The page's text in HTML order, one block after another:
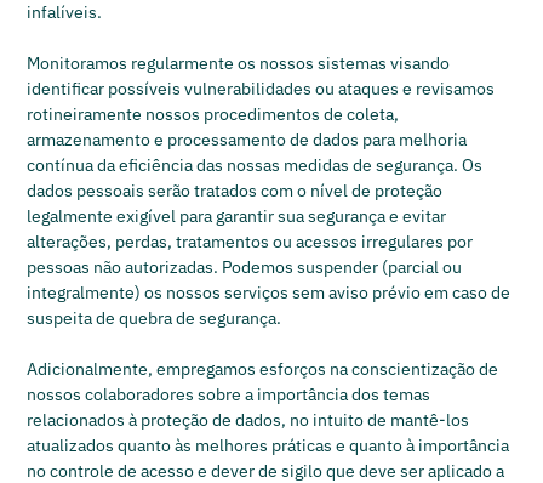
infalíveis.
Monitoramos regularmente os nossos sistemas visando
identificar possíveis vulnerabilidades ou ataques e revisamos
rotineiramente nossos procedimentos de coleta,
armazenamento e processamento de dados para melhoria
contínua da eficiência das nossas medidas de segurança. Os
dados pessoais serão tratados com o nível de proteção
legalmente exigível para garantir sua segurança e evitar
alterações, perdas, tratamentos ou acessos irregulares por
pessoas não autorizadas. Podemos suspender (parcial ou
integralmente) os nossos serviços sem aviso prévio em caso de
suspeita de quebra de segurança.
Adicionalmente, empregamos esforços na conscientização de
nossos colaboradores sobre a importância dos temas
relacionados à proteção de dados, no intuito de mantê-los
atualizados quanto às melhores práticas e quanto à importância
no controle de acesso e dever de sigilo que deve ser aplicado a